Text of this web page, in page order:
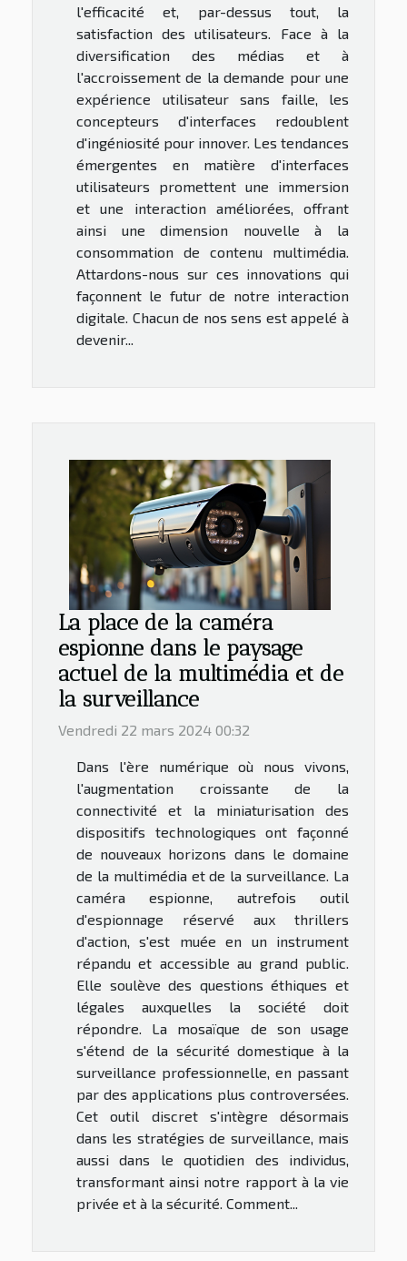
l'efficacité et, par-dessus tout, la
satisfaction des utilisateurs. Face à la
diversification des médias et à
l'accroissement de la demande pour une
expérience utilisateur sans faille, les
concepteurs d'interfaces redoublent
d'ingéniosité pour innover. Les tendances
émergentes en matière d'interfaces
utilisateurs promettent une immersion
et une interaction améliorées, offrant
ainsi une dimension nouvelle à la
consommation de contenu multimédia.
Attardons-nous sur ces innovations qui
façonnent le futur de notre interaction
digitale. Chacun de nos sens est appelé à
devenir...
La place de la caméra
espionne dans le paysage
actuel de la multimédia et de
la surveillance
Vendredi 22 mars 2024 00:32
Dans l'ère numérique où nous vivons,
l'augmentation croissante de la
connectivité et la miniaturisation des
dispositifs technologiques ont façonné
de nouveaux horizons dans le domaine
de la multimédia et de la surveillance. La
caméra espionne, autrefois outil
d'espionnage réservé aux thrillers
d'action, s'est muée en un instrument
répandu et accessible au grand public.
Elle soulève des questions éthiques et
légales auxquelles la société doit
répondre. La mosaïque de son usage
s'étend de la sécurité domestique à la
surveillance professionnelle, en passant
par des applications plus controversées.
Cet outil discret s'intègre désormais
dans les stratégies de surveillance, mais
aussi dans le quotidien des individus,
transformant ainsi notre rapport à la vie
privée et à la sécurité. Comment...